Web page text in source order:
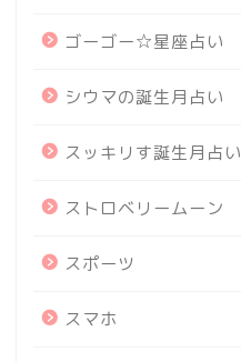
ゴーゴー☆星座占い
シウマの誕生月占い
スッキリす誕生月占い
ストロベリームーン
スポーツ
スマホ